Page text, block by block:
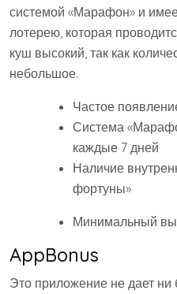
системой «Марафон» и
лотерею, которая
куш высокий, так как
небольшое.
Частое
Система
каждые 7 дней
Наличие
фортуны»
Минимальный
AppBonus
Это приложение не дает ни